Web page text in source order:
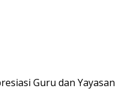
Guru dan Yayasan